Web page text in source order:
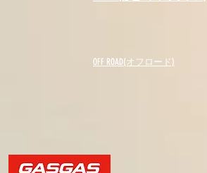
OFF ROAD(オフロード)